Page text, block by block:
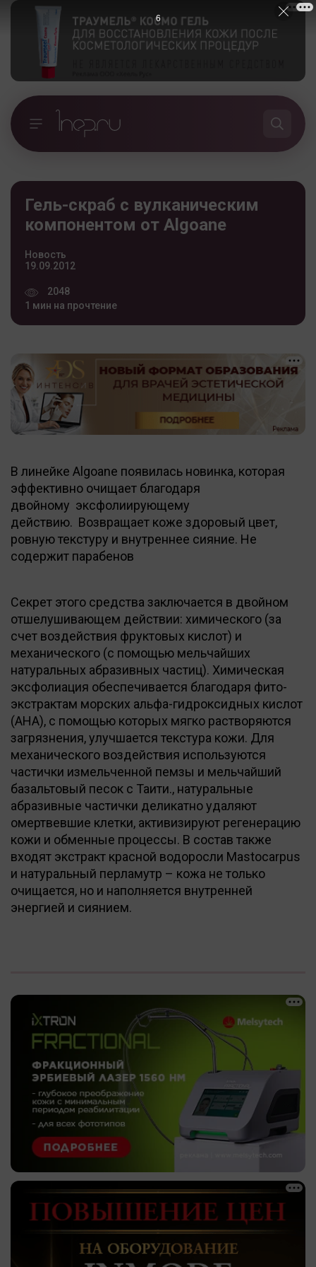
Гель-скраб с вулканическим
компонентом от Algoane
Новость
19.09.2012
2048
1 мин на прочтение
В линейке Algoane появилась новинка, которая
эффективно очищает благодаря
двойному эксфолиирующему
действию. Возвращает коже здоровый цвет,
ровную текстуру и внутреннее сияние. Не
содержит парабенов
Секрет этого средства заключается в двойном
отшелушивающем действии: химического (за
счет воздействия фруктовых кислот) и
механического (с помощью мельчайших
натуральных абразивных частиц). Химическая
эксфолиация обеспечивается благодаря фито-
экстрактам морских альфа-гидроксидных кислот
(АНА), с помощью которых мягко растворяются
загрязнения, улучшается текстура кожи. Для
механического воздействия используются
частички измельченной пемзы и мельчайший
базальтовый песок с Таити., натуральные
абразивные частички деликатно удаляют
омертвевшие клетки, активизируют регенерацию
кожи и обменные процессы. В состав также
входят экстракт красной водоросли Mastocarpus
и натуральный перламутр – кожа не только
очищается, но и наполняется внутренней
энергией и сиянием.
5